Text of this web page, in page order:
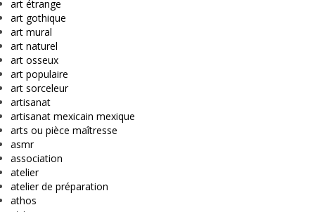
art étrange
art gothique
art mural
art naturel
art osseux
art populaire
art sorceleur
artisanat
artisanat mexicain mexique
arts ou pièce maîtresse
asmr
association
atelier
atelier de préparation
athos